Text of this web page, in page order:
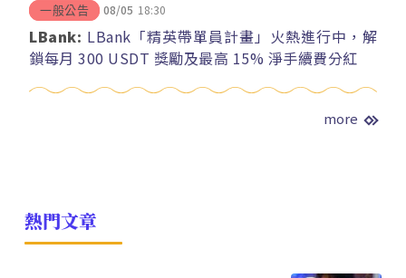
一般公告 08/05 18:30
LBank: LBank「精英帶單員計畫」火熱進行中，解
鎖每月 300 USDT 獎勵及最高 15% 淨手續費分紅
more
熱門文章